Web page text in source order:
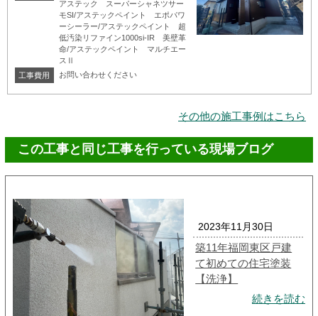
アステック スーパーシャネツサー
モSI/アステックペイント エポパワ
ーシーラー/アステックペイント 超
低汚染リファイン1000si-IR 美壁革
命/アステックペイント マルチエー
スⅡ
工事費用
お問い合わせください
その他の施工事例はこちら
この工事と同じ工事を行っている現場ブログ
2023年11月30日
築11年福岡東区戸建
て初めての住宅塗装
【洗浄】
続きを読む